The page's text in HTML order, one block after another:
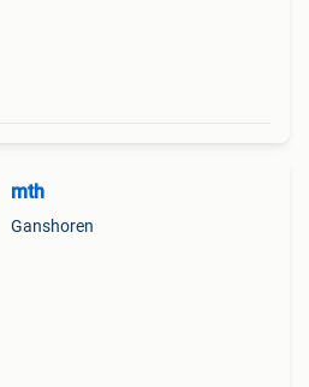
mth
Ganshoren